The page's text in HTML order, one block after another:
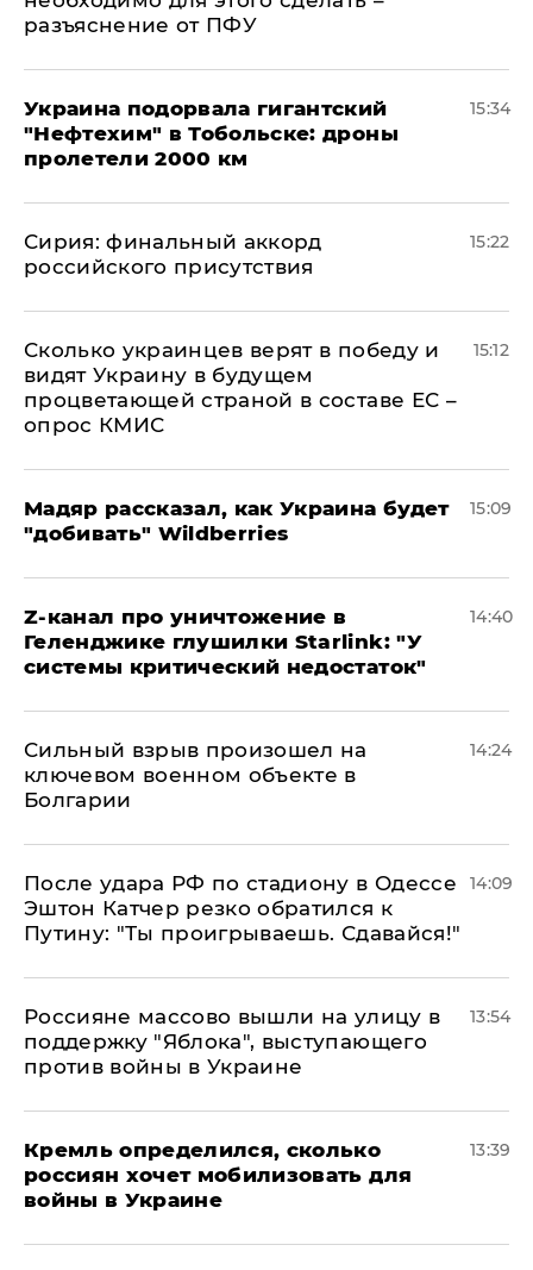
разъяснение от ПФУ
Украина подорвала гигантский
"Нефтехим" в Тобольске: дроны
пролетели 2000 км
15:34
​Сирия: финальный аккорд
российского присутствия
15:22
Сколько украинцев верят в победу и
видят Украину в будущем
процветающей страной в составе ЕС –
опрос КМИС
15:12
Мадяр рассказал, как Украина будет
"добивать" Wildberries
15:09
Z-канал про уничтожение в
Геленджике глушилки Starlink: "У
системы критический недостаток"
14:40
Сильный взрыв произошел на
ключевом военном объекте в
Болгарии
14:24
После удара РФ по стадиону в Одессе
Эштон Катчер резко обратился к
Путину: "Ты проигрываешь. Сдавайся!"
14:09
Россияне массово вышли на улицу в
поддержку "Яблока", выступающего
против войны в Украине
13:54
Кремль определился, сколько
россиян хочет мобилизовать для
войны в Украине
13:39